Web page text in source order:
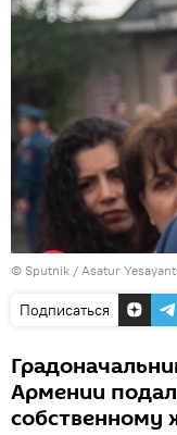
© Sputnik / Asatur
Подписаться
Армении
собственному